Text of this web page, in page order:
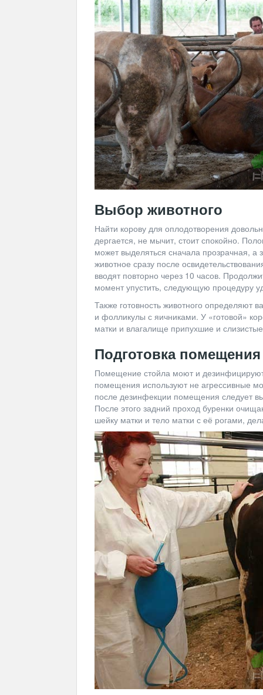
Выбор животного
Найти корову для оплодотворения
дергается, не мычит, стоит спокойно.
может выделяться сначала прозрачная, а
животное сразу после
вводят повторно через 10 часов.
момент упустить, следующую процедуру
Также готовность животного определяют
и фолликулы с яичниками. У «готовой»
матки и влагалище припухшие и
Подготовка
Помещение стойла моют и
помещения используют не агрессивные
после дезинфекции помещения следует
После этого задний проход буренки
шейку матки и тело матки с её рогами,